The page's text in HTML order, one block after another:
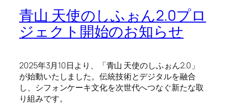
青山 天使のしふぉん2.0プロ
ジェクト開始のお知らせ
2025年3月10日より、「青山 天使のしふぉん2.0」
が始動いたしました。伝統技術とデジタルを融合
し、シフォンケーキ文化を次世代へつなぐ新たな取
り組みです。